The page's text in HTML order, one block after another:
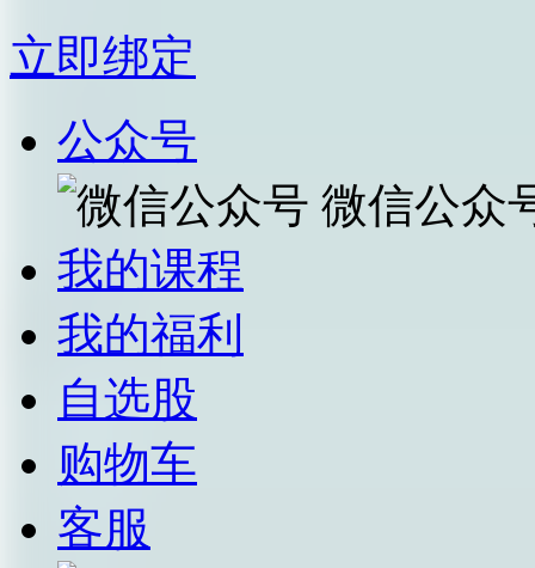
立即绑定
公众号
微信公众
我的课程
我的福利
自选股
购物车
客服